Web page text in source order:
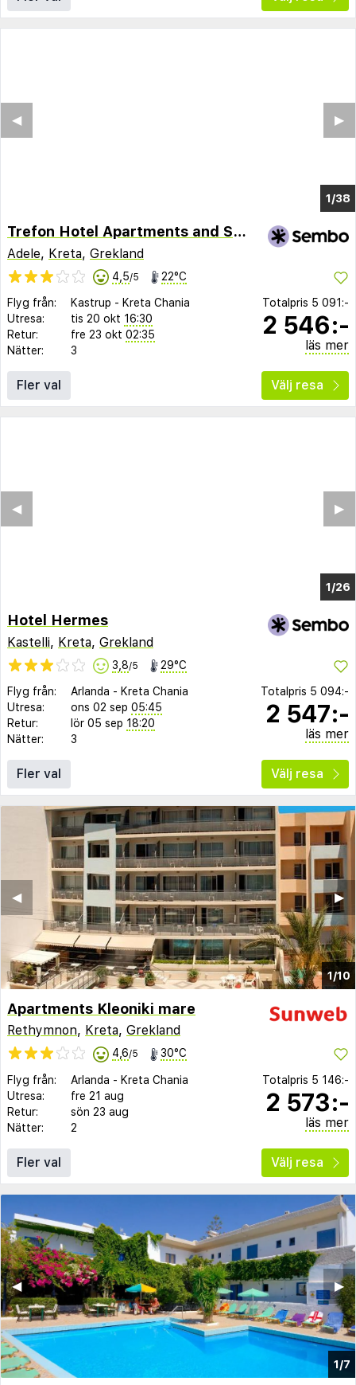
1/31
▶︎
◀︎
Trefon Hotel Apartments and Suites
Adele, Kreta, Grekland
4,5/5 22°C
Flyg från: Kastrup - Kreta Chania
Utresa:
tis 20 okt 16:30
Retur:
fre 23 okt 02:35
Nätter:
3
Totalpris 5 091:-
2 546:-
läs mer
Fler val Välj resa
1/19
▶︎
◀︎
Hotel Hermes
Kastelli, Kreta, Grekland
3,8/5 29°C
Flyg från: Arlanda - Kreta Chania
Utresa:
ons 02 sep 05:45
Retur:
lör 05 sep 18:20
Nätter:
3
Totalpris 5 094:-
2 547:-
läs mer
Fler val Välj resa
1/10
▶︎
◀︎
Apartments Kleoniki mare
Rethymnon, Kreta, Grekland
4,6/5 30°C
Flyg från: Arlanda - Kreta Chania
Utresa:
fre 21 aug
Retur:
sön 23 aug
Nätter:
2
Totalpris 5 146:-
2 573:-
läs mer
Fler val Välj resa
1/7
▶︎
◀︎